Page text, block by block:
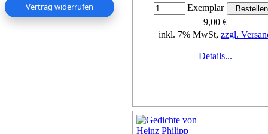
Vertrag widerrufen
Exemplar
9,00 €
inkl. 7% MwSt,zzgl.
Details...